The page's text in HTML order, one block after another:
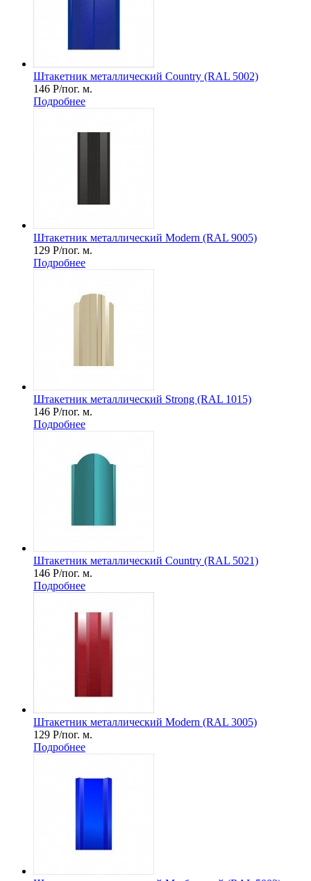
Штакетник металлический Country (RAL 5002)
146 Р/пог. м.
Подробнее
Штакетник металлический Мodern (RAL 9005)
129 Р/пог. м.
Подробнее
Штакетник металлический Strong (RAL 1015)
146 Р/пог. м.
Подробнее
Штакетник металлический Country (RAL 5021)
146 Р/пог. м.
Подробнее
Штакетник металлический Мodern (RAL 3005)
129 Р/пог. м.
Подробнее